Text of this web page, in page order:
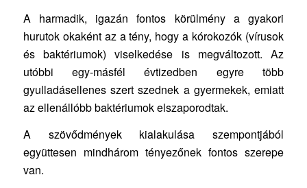
A harmadik, igazán fontos körülmény a gyakori
hurutok okaként az a tény, hogy a kórokozók (vírusok
és baktériumok) viselkedése is megváltozott. Az
utóbbi egy-másfél évtizedben egyre több
gyulladásellenes szert szednek a gyermekek, emiatt
az ellenállóbb baktériumok elszaporodtak.
A szövődmények kialakulása szempontjából
együttesen mindhárom tényezőnek fontos szerepe
van.